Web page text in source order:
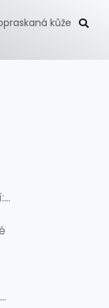
kůže